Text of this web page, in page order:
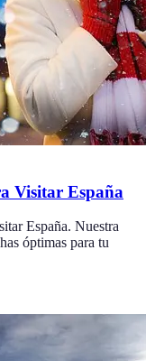
Visitar España
España. Nuestra
óptimas para tu